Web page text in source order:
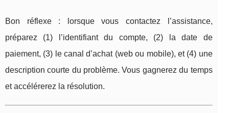
Bon réflexe : lorsque vous contactez l’assistance,
préparez (1) l’identifiant du compte, (2) la date de
paiement, (3) le canal d’achat (web ou mobile), et (4) une
description courte du problème. Vous gagnerez du temps
et accélérerez la résolution.